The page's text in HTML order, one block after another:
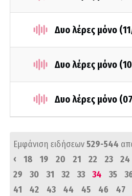
Δυο λέρες μόνο
Δυο λέρες μόνο
Δυο λέρες μόνο
Εμφάνιση ειδήσεων529-544
‹
18 19 20 21 22 23 24
29
30 31 32 33 34 35
41
42 43 44 45 46 47